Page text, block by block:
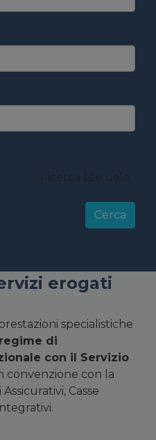
Ricerca testuale
erogati
specialistiche
di
con il Servizio
convenzione con la
Casse